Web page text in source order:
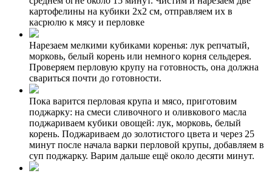
картофелины на кубики 2х2 см, отправляем их в
касрюлю к мясу и перловке
Нарезаем мелкими кубиками коренья: лук репчатый,
морковь, белый корень или немного корня сельдерея.
Проверяем перловую крупу на готовность, она должна
свариться почти до готовности.
Пока варится перловая крупа и мясо, приготовим
поджарку: на смеси сливочного и оливкового масла
поджариваем кубики овощей: лук, морковь, белый
корень. Поджариваем до золотистого цвета и через 25
минут после начала варки перловой крупы, добавляем в
суп поджарку. Варим дальше ещё около десяти минут.